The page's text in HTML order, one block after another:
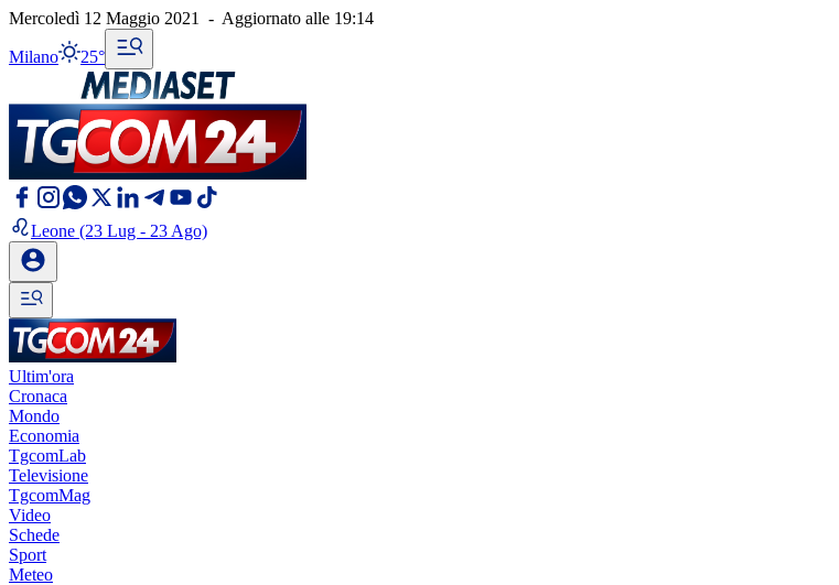
Mercoledì 12 Maggio 2021 - Aggiornato alle 19:14
Milano 25°
Leone (23 Lug - 23 Ago)
Ultim'ora
Cronaca
Mondo
Economia
TgcomLab
Televisione
TgcomMag
Video
Schede
Sport
Meteo